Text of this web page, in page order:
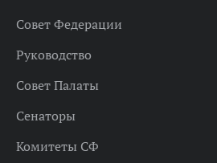
Совет Федерации
Руководство
Совет Палаты
Сенаторы
Комитеты СФ